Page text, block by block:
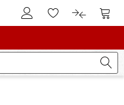
Vers le compte client
Vers la liste
Vers le